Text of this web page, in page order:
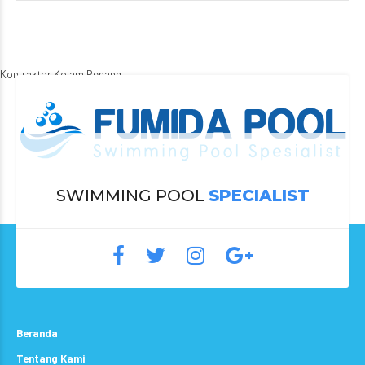
Kontraktor Kolam Renang
SWIMMING POOL SPECIALIST
Beranda
Tentang Kami